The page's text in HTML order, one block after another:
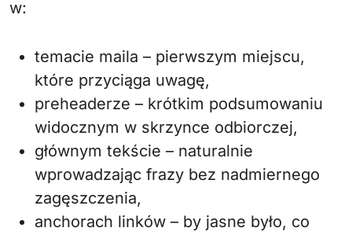
w:
temacie maila – pierwszym miejscu,
które przyciąga uwagę,
preheaderze – krótkim podsumowaniu
widocznym w skrzynce odbiorczej,
głównym tekście – naturalnie
wprowadzając frazy bez nadmiernego
zagęszczenia,
anchorach linków – by jasne było, co